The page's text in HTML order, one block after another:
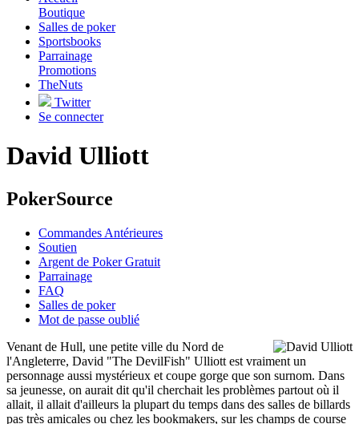
Boutique
Salles de poker
Sportsbooks
Parrainage
Promotions
TheNuts
Twitter
Se connecter
David Ulliott
PokerSource
Commandes Antérieures
Soutien
Argent de Poker Gratuit
Parrainage
FAQ
Salles de poker
Mot de passe oublié
Venant de Hull, une petite ville du Nord de
l'Angleterre, David "The DevilFish" Ulliott est vraiment un
personnage aussi mystérieux et coupe gorge que son surnom. Dans
sa jeunesse, on aurait dit qu'il cherchait les problèmes partout où il
allait, il allait d'ailleurs la plupart du temps dans des salles de billards
pas très amicales ou chez les bookmakers, sur les champs de course